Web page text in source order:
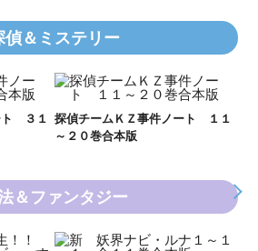
偵＆ミステリー
ト ３１ 探偵チームＫＺ事件ノート １１
～２０巻合本版
＆ファンタジー